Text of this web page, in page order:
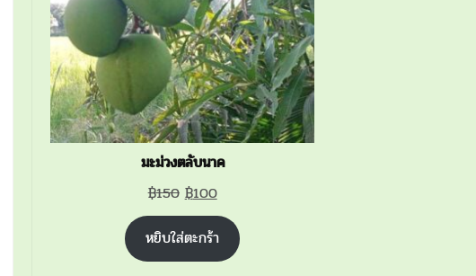
มะม่วงตลับนาค
฿150 Original
price
was:
฿150.
฿100Current
price
is:
฿100.
หยิบใส่ตะกร้า